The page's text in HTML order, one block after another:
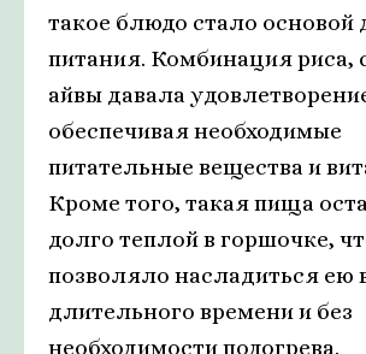
такое блюдо стало основой
питания. Комбинация риса,
айвы давала
обеспечивая необходимые
питательные вещества и
Кроме того, такая пища
долго теплой в горшочке,
позволяло насладиться ею
длительного времени и без
необходимости подогрева.